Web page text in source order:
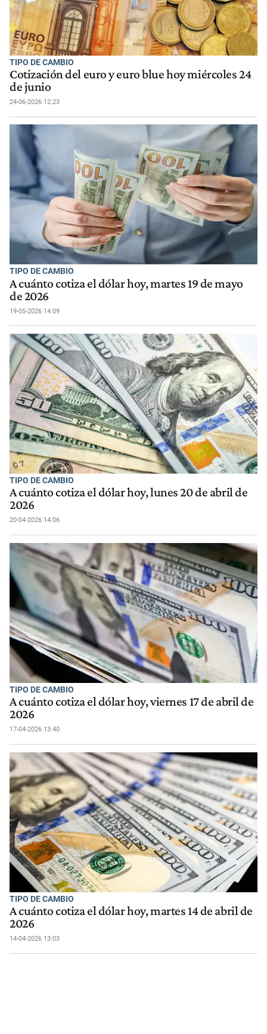
TIPO DE CAMBIO
Cotización del euro y euro blue hoy miércoles 24
de junio
24-06-2026 12:23
TIPO DE CAMBIO
A cuánto cotiza el dólar hoy, martes 19 de mayo
de 2026
19-05-2026 14:09
TIPO DE CAMBIO
A cuánto cotiza el dólar hoy, lunes 20 de abril de
2026
20-04-2026 14:06
TIPO DE CAMBIO
A cuánto cotiza el dólar hoy, viernes 17 de abril de
2026
17-04-2026 13:40
TIPO DE CAMBIO
A cuánto cotiza el dólar hoy, martes 14 de abril de
2026
14-04-2026 13:03